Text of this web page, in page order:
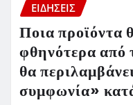
ΕΙΔΗΣΕΙΣ
Ποια προϊόντα
φθηνότερα από
θα
συμφωνία»